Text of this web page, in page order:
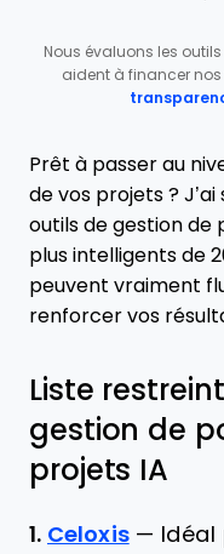
Nous évaluons les
aident à financer nos
Prêt à passer au
de vos projets ?
outils de gestion de
plus intelligents de
peuvent vraiment
renforcer vos
Liste
gestion de
projets IA
1. Celoxis —